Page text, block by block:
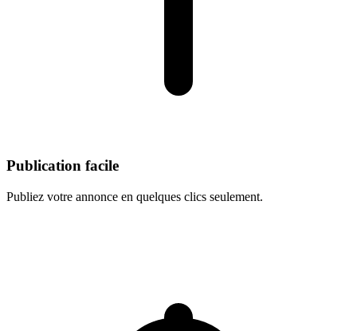
Publication facile
Publiez votre annonce en quelques clics seulement.